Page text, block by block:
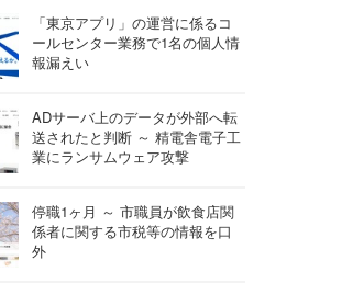
「東京アプリ」の運営に係るコ
ールセンター業務で1名の個人情
報漏えい
ADサーバ上のデータが外部へ転
送されたと判断 ～ 精電舎電子工
業にランサムウェア攻撃
停職1ヶ月 ～ 市職員が飲食店関
係者に関する市税等の情報を口
外